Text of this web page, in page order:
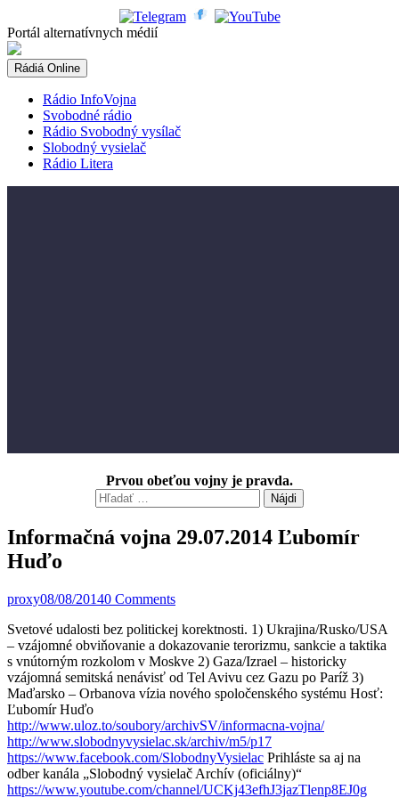
to
content
Portál alternatívnych médií
Rádiá Online
Rádio InfoVojna
Svobodné rádio
Rádio Svobodný vysílač
Slobodný vysielač
Rádio Litera
Prvou obeťou vojny je pravda.
Hľadať:
Informačná vojna 29.07.2014 Ľubomír
Huďo
proxy08/08/20140 Comments
Svetové udalosti bez politickej korektnosti. 1) Ukrajina/Rusko/USA
– vzájomné obviňovanie a dokazovanie terorizmu, sankcie a taktika
s vnútorným rozkolom v Moskve 2) Gaza/Izrael – historicky
vzájomná semitská nenávisť od Tel Avivu cez Gazu po Paríž 3)
Maďarsko – Orbanova vízia nového spoločenského systému Hosť:
Ľubomír Huďo
http://www.uloz.to/soubory/archivSV/informacna-vojna/
http://www.slobodnyvysielac.sk/archiv/m5/p17
https://www.facebook.com/SlobodnyVysielac Prihláste sa aj na
odber kanála „Slobodný vysielač Archív (oficiálny)“
https://www.youtube.com/channel/UCKj43efhJ3jazTlenp8EJ0g